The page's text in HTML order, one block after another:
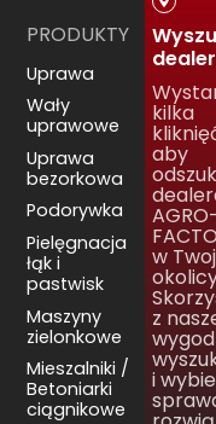
PRODUKTY
Uprawa
Wały
uprawowe
Uprawa
bezorkowa
Podorywka
Pielęgnacja
łąk i
pastwisk
Maszyny
zielonkowe
Mieszalniki /
Betoniarki
ciągnikowe
kilka
aby
AGRO-
w
z
i